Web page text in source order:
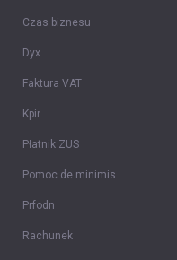
Czas biznesu
Dyx
Faktura VAT
Kpir
Płatnik ZUS
Pomoc de minimis
Prfodn
Rachunek